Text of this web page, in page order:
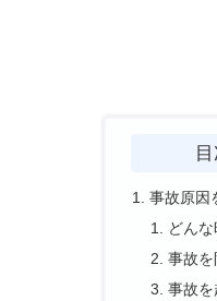
事故原因
どん
事故を
事故を